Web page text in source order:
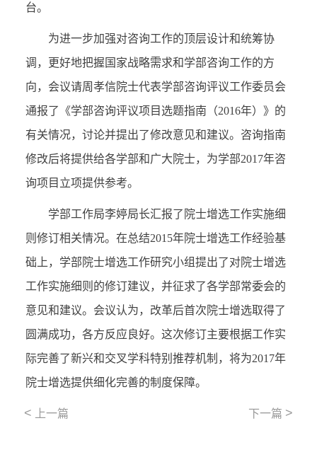
台。
为进一步加强对咨询工作的顶层设计和统筹协
调，更好地把握国家战略需求和学部咨询工作的方
向，会议请周孝信院士代表学部咨询评议工作委员会
通报了《学部咨询评议项目选题指南（2016年）》的
有关情况，讨论并提出了修改意见和建议。咨询指南
修改后将提供给各学部和广大院士，为学部2017年咨
询项目立项提供参考。
学部工作局李婷局长汇报了院士增选工作实施细
则修订相关情况。在总结2015年院士增选工作经验基
础上，学部院士增选工作研究小组提出了对院士增选
工作实施细则的修订建议，并征求了各学部常委会的
意见和建议。会议认为，改革后首次院士增选取得了
圆满成功，各方反应良好。这次修订主要根据工作实
际完善了新兴和交叉学科特别推荐机制，将为2017年
院士增选提供细化完善的制度保障。
< 上一篇 下一篇 >